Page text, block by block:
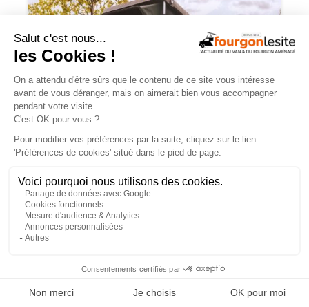
Choisir une tente de toit : quels critères